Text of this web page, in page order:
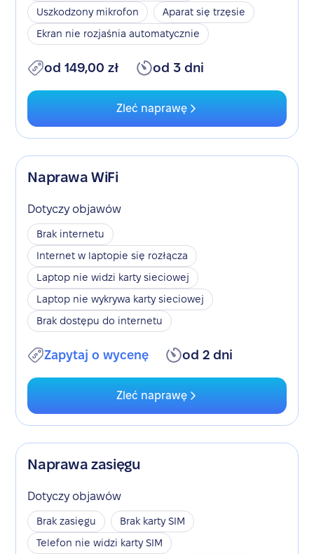
Uszkodzony mikrofon
Aparat się trzęsie
Ekran nie rozjaśnia automatycznie
od 149,00 zł od 3 dni
Zleć naprawę
Naprawa WiFi
Dotyczy objawów
Brak internetu
Internet w laptopie się rozłącza
Laptop nie widzi karty sieciowej
Laptop nie wykrywa karty sieciowej
Brak dostępu do internetu
Zapytaj o wycenę od 2 dni
Zleć naprawę
Naprawa zasięgu
Dotyczy objawów
Brak zasięgu
Brak karty SIM
Telefon nie widzi karty SIM